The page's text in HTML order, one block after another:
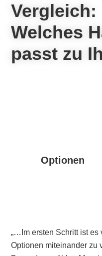
Vergleich:
Welches
passt zu
Optionen
„…Im ersten Schritt ist es
Optionen miteinander zu